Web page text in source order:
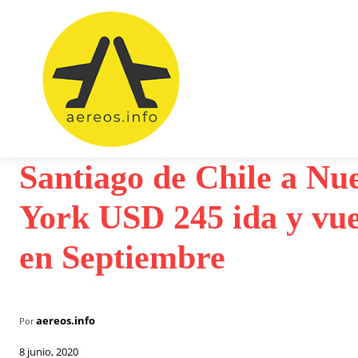
Santiago de Chile a
York USD 245 ida y
en Septiembre
Por aereos.info
8 junio, 2020